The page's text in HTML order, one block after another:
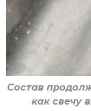
Состав
как свечу